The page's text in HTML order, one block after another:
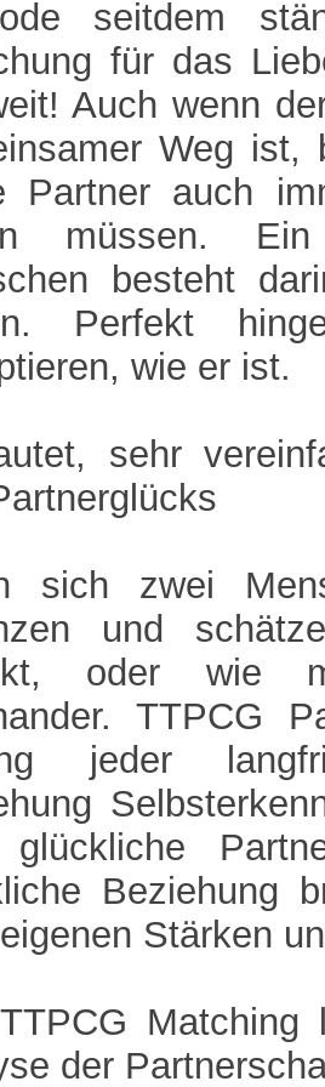
seitdem
für das
Auch wenn
Weg
Partner auch
müssen.
besteht
Perfekt
wie er ist.
sehr
sich zwei
und
oder wie
TTPCG
jeder
glückliche
Beziehung
Stärken
Matching
der